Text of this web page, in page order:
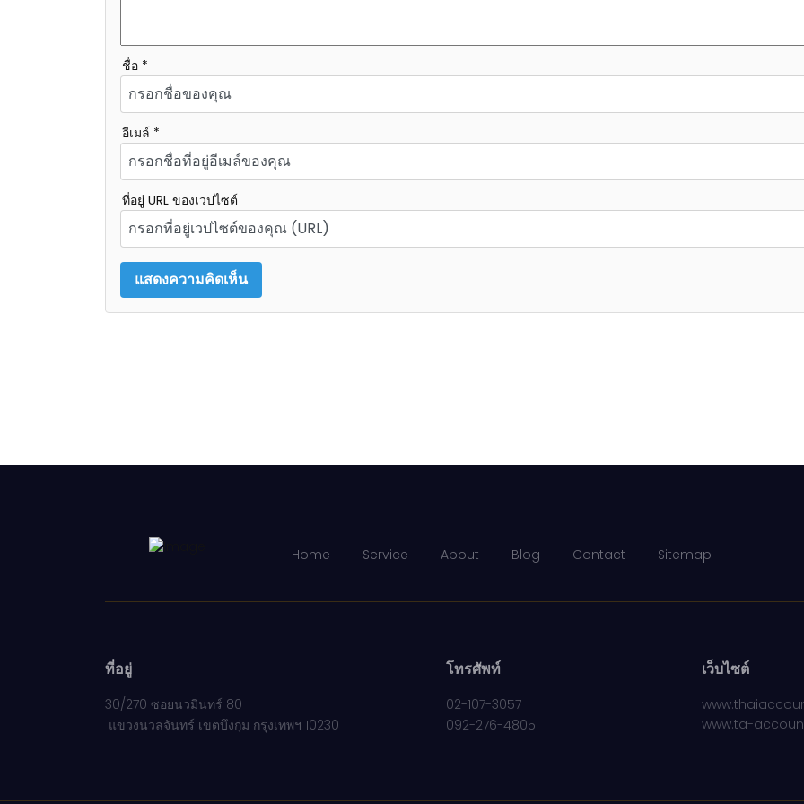
ชื่อ *
อีเมล์ *
ที่อยู่ URL ของเวปไซต์
Home Service About Blog Contact Sitemap
ที่อยู่
30/270 ซอยนวมินทร์ 80
แขวงนวลจันทร์ เขตบึงกุ่ม กรุงเทพฯ 10230
โทรศัพท์
02-107-3057
092-276-4805
เว็บไซต์
www.ta-